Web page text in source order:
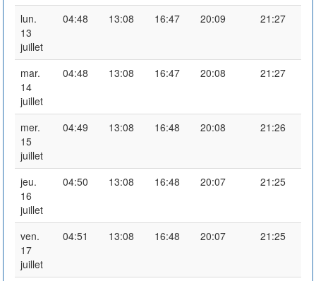
lun.
13
juillet
04:48 13:08 16:47 20:09 21:27
mar.
14
juillet
04:48 13:08 16:47 20:08 21:27
mer.
15
juillet
04:49 13:08 16:48 20:08 21:26
jeu.
16
juillet
04:50 13:08 16:48 20:07 21:25
ven.
17
juillet
04:51 13:08 16:48 20:07 21:25